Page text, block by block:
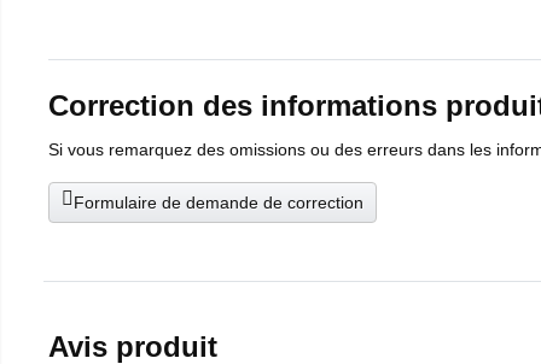
Correction des informations
Si vous remarquez des omissions ou des erreurs dans les
Formulaire de demande de correction
Avis produit